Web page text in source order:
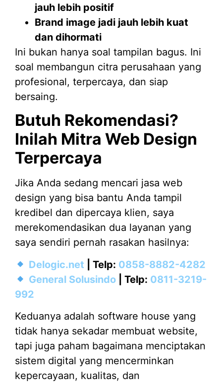
jauh lebih positif
Brand image jadi jauh lebih kuat
dan dihormati
Ini bukan hanya soal tampilan bagus. Ini
soal membangun citra perusahaan yang
profesional, terpercaya, dan siap
bersaing.
Butuh Rekomendasi?
Inilah Mitra Web Design
Terpercaya
Jika Anda sedang mencari jasa web
design yang bisa bantu Anda tampil
kredibel dan dipercaya klien, saya
merekomendasikan dua layanan yang
saya sendiri pernah rasakan hasilnya:
Delogic.net | Telp: 0858-8882-4282
General Solusindo| Telp: 0811-3219-
992
Keduanya adalah software house yang
tidak hanya sekadar membuat website,
tapi juga paham bagaimana menciptakan
sistem digital yang mencerminkan
kepercayaan, kualitas, dan